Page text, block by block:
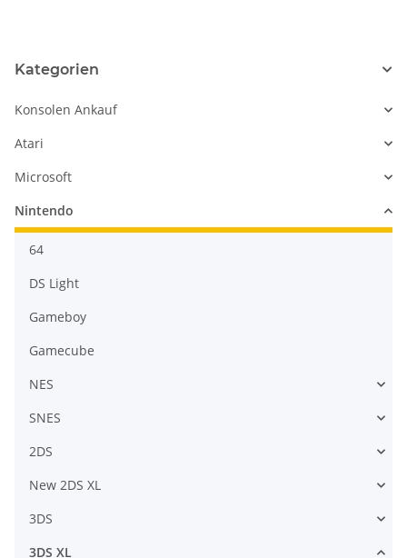
Kategorien
Konsolen Ankauf
Atari
Microsoft
Nintendo
64
DS Light
Gameboy
Gamecube
NES
SNES
2DS
New 2DS XL
3DS
3DS XL